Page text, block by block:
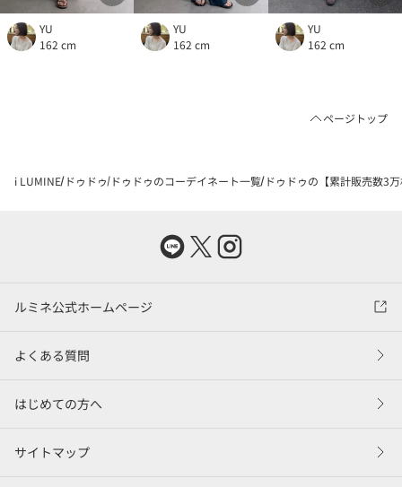
YU
162 cm
YU
162 cm
YU
162 cm
ページトップ
i LUMINE ドゥドゥ ドゥドゥのコーデイネート一覧 ドゥドゥの【累計販売数3
ルミネ公式ホームページ
よくある質問
はじめての方へ
サイトマップ